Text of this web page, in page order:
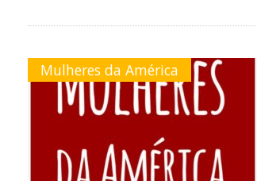
Mulheres da América